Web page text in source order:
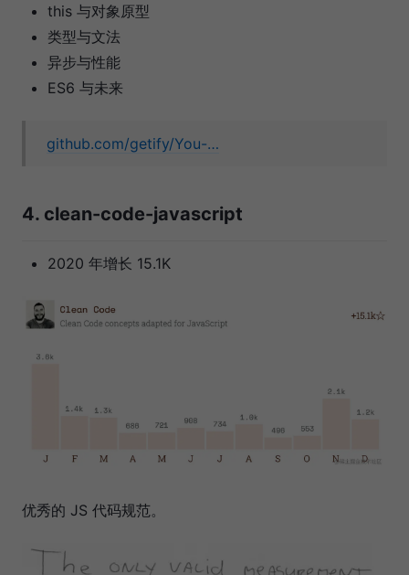
this 与对象原型
类型与文法
异步与性能
ES6 与未来
github.com/getify/You-…
4. clean-code-javascript
2020 年增长 15.1K
优秀的 JS 代码规范。